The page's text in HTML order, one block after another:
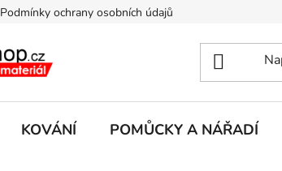
Podmínky ochrany osobních údajů
KOVÁNÍ POMŮCKY A NÁŘADÍ